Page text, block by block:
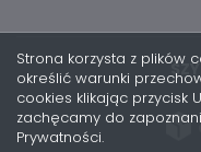
Strona korzysta z plików
określić warunki
cookies klikając przycisk
zachęcamy do
Prywatności.